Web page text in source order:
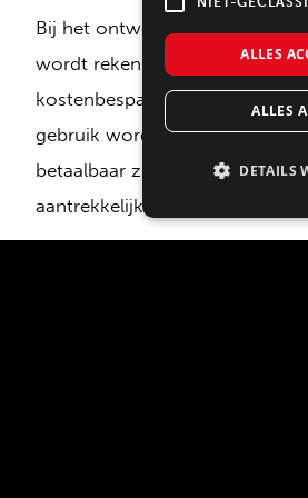
Bij het ontwerpen van
wordt rekening gehouden met
kostenbesparende elementen.
gebruik worden gemaakt van
betaalbaar zijn, maar toch
aantrekkelijk zijn, zoals laminaat.
ALLES
ALLES
DETAILS